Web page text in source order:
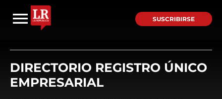
SUSCRIBIRSE
DIRECTORIO REGISTRO ÚNICO
EMPRESARIAL